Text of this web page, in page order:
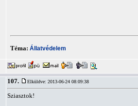
Téma: Állatvédelem
107. Elküldve: 2013-06-24 08:09:38
Sziasztok!